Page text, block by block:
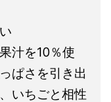
汁を10％使
ぱさを引き出
いちごと相性